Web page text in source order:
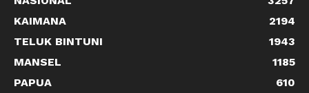
KAIMANA
2194
TELUK BINTUNI
1943
MANSEL
1185
PAPUA
610